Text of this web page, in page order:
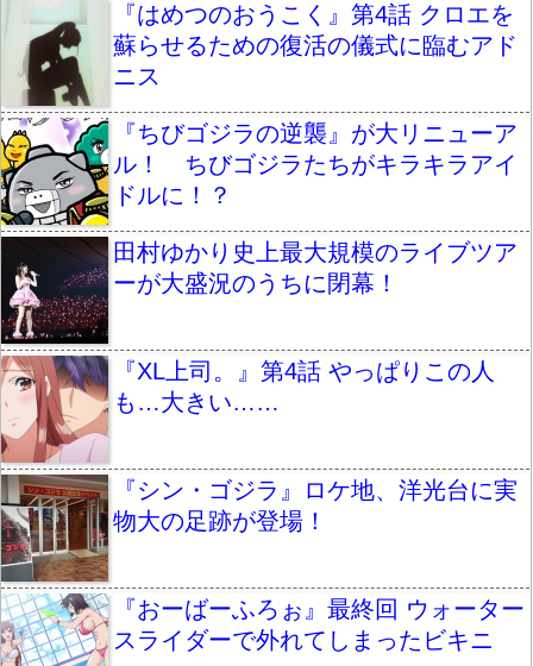
『はめつのおうこく』第4話 クロエを
蘇らせるための復活の儀式に臨むアド
ニス
『ちびゴジラの逆襲』が大リニューア
ル！ ちびゴジラたちがキラキラアイ
ドルに！？
田村ゆかり史上最大規模のライブツア
ーが大盛況のうちに閉幕！
『XL上司。』第4話 やっぱりこの人
も…大きい……
『シン・ゴジラ』ロケ地、洋光台に実
物大の足跡が登場！
『おーばーふろぉ』最終回 ウォーター
スライダーで外れてしまったビキニ